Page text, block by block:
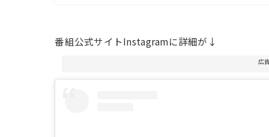
番組公式サイトInstagramに詳細が↓
広